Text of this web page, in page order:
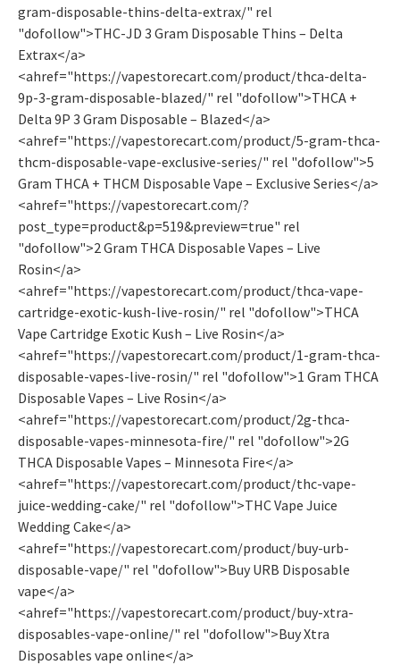
gram-disposable-thins-delta-extrax/" rel
"dofollow">THC-JD 3 Gram Disposable Thins – Delta
Extrax</a>
<ahref="https://vapestorecart.com/product/thca-delta-
9p-3-gram-disposable-blazed/" rel "dofollow">THCA +
Delta 9P 3 Gram Disposable – Blazed</a>
<ahref="https://vapestorecart.com/product/5-gram-thca-
thcm-disposable-vape-exclusive-series/" rel "dofollow">5
Gram THCA + THCM Disposable Vape – Exclusive Series</a>
<ahref="https://vapestorecart.com/?
post_type=product&p=519&preview=true" rel
"dofollow">2 Gram THCA Disposable Vapes – Live
Rosin</a>
<ahref="https://vapestorecart.com/product/thca-vape-
cartridge-exotic-kush-live-rosin/" rel "dofollow">THCA
Vape Cartridge Exotic Kush – Live Rosin</a>
<ahref="https://vapestorecart.com/product/1-gram-thca-
disposable-vapes-live-rosin/" rel "dofollow">1 Gram THCA
Disposable Vapes – Live Rosin</a>
<ahref="https://vapestorecart.com/product/2g-thca-
disposable-vapes-minnesota-fire/" rel "dofollow">2G
THCA Disposable Vapes – Minnesota Fire</a>
<ahref="https://vapestorecart.com/product/thc-vape-
juice-wedding-cake/" rel "dofollow">THC Vape Juice
Wedding Cake</a>
<ahref="https://vapestorecart.com/product/buy-urb-
disposable-vape/" rel "dofollow">Buy URB Disposable
vape</a>
<ahref="https://vapestorecart.com/product/buy-xtra-
disposables-vape-online/" rel "dofollow">Buy Xtra
Disposables vape online</a>